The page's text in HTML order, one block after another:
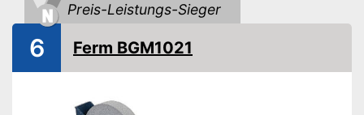
Preis-Leistungs-Sieger
6 Ferm BGM1021